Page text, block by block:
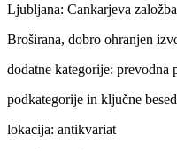
Ljubljana: Cankarjeva
Broširana, dobro ohranjen
dodatne kategorije: prevodna
podkategorije in ključne
lokacija: antikvariat